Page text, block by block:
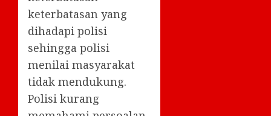
keterbatasan yang
dihadapi polisi
sehingga polisi
menilai masyarakat
tidak mendukung.
Polisi kurang